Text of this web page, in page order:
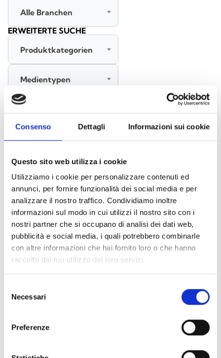
Consenso Dettagli Informazioni sui cookie
Questo sito web utilizza i cookie
Utilizziamo i cookie per personalizzare contenuti ed
annunci, per fornire funzionalità dei social media e per
analizzare il nostro traffico. Condividiamo inoltre
informazioni sul modo in cui utilizzi il nostro sito con i
nostri partner che si occupano di analisi dei dati web,
pubblicità e social media, i quali potrebbero combinarle
con altre informazioni che hai fornito loro o che hanno
raccolto dal tuo utilizzo dei loro servizi.
delNecessari
Preferenze
Zubehör für EB00-Meldersockel - Materialien(47)
Dokumente (6992)
Alle auswählen
Melden Sie sich an, bevor Sie Inhalte über das Symbol
herunterladen lock
Alle Branchen
ERWEITERTE SUCHE
Produktkategorien
Medientypen